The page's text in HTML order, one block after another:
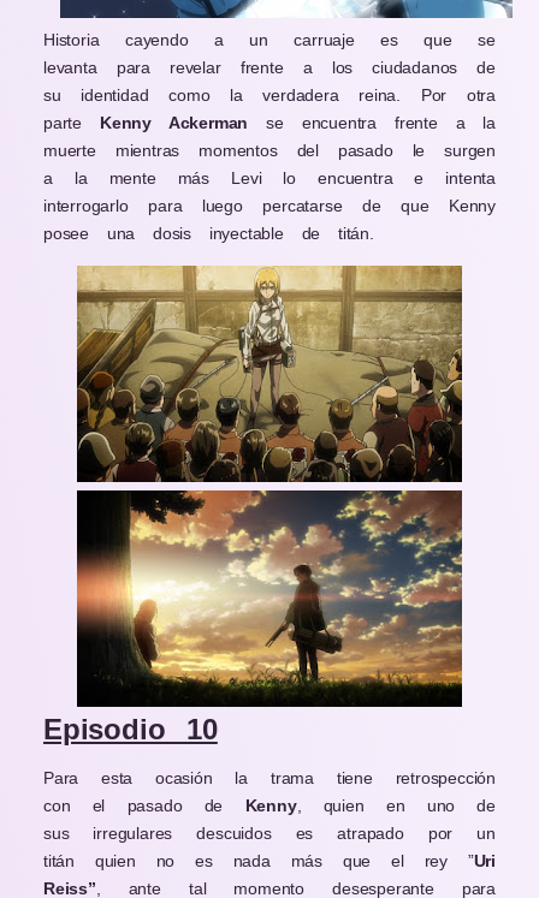
Historia cayendo a un carruaje es que se
levanta para revelar frente a los ciudadanos de
su identidad como la verdadera reina. Por otra
parte Kenny Ackerman se encuentra frente a la
muerte mientras momentos del pasado le surgen
a la mente más Levi lo encuentra e intenta
interrogarlo para luego percatarse de que Kenny
posee una dosis inyectable de titán.
Episodio 10
Para esta ocasión la trama tiene retrospección
con el pasado de Kenny, quien en uno de
sus irregulares descuidos es atrapado por un
titán quien no es nada más que el rey ”Uri
Reiss”, ante tal momento desesperante para